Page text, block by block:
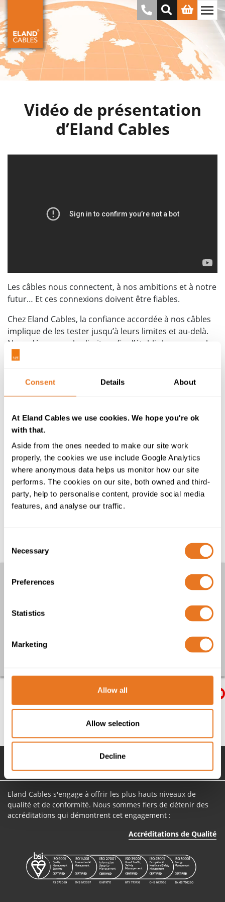
Consent Details About
At Eland Cables we use cookies. We hope you're ok
with that.
Aside from the ones needed to make our site work
properly, the cookies we use include Google Analytics
where anonymous data helps us monitor how our site
performs. The cookies on our site, both owned and third-
party, help to personalise content, provide social media
features, and analyse our traffic.
Selection
Necessary
Preferences
Statistics
Marketing
Allow all
Allow selection
Decline
Vidéo de présentation
d’Eland Cables
Les câbles nous connectent, à nos ambitions et à notre
futur… Et ces connexions doivent être fiables.
Chez Eland Cables, la confiance accordée à nos câbles
implique de les tester jusqu’à leurs limites et au-delà.
Nous dépassons les limites afin d’établir les normes les
plus strictes.
permettent à nos experts d’identifier le câble adapté à
chaque application. Au bon endroit, au bon moment,
que soyez.
Notre rôle dans l’industrie nous permet d’ores et déjà
de faire la différence pour la planète, mais nous ne
nous arrêtons pas là… Nous allons bien plus loin.
Sans câbles, rien ne fonctionne.
C’est pourquoi nous nous engageons à atteindre
D'autres articles
The Cable Lab
Retourner
Retour en haut de page
Fournisseur mondial de câbles et accessoires de câbles
Actualités et Média
Vidéo de présentation d’Eland Cables
Eland Cables s'engage à offrir les plus hauts niveaux de
qualité et de conformité. Nous sommes fiers de détenir des
accréditations qui démontrent cet engagement :
Accréditations de Qualité